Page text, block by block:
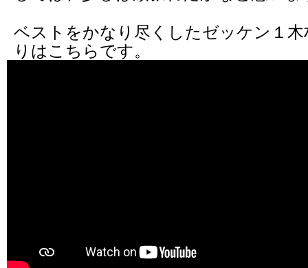
ベストをかなり尽くしたゼッケン１木
りはこちらです。